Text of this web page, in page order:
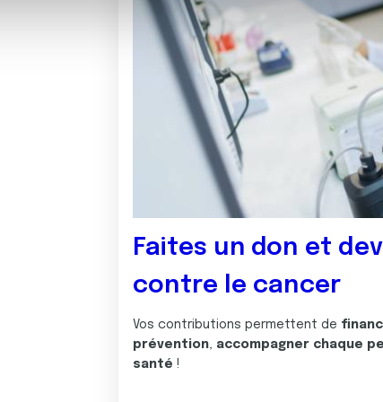
ont collectées lors de votre utilisation de leurs services.
Faites un don et
contre le cancer
Vos contributions permettent de
prévention, accompagner chaque
santé !